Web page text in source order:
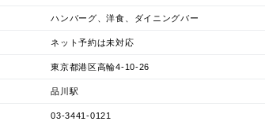
ハンバーグ、洋食、ダイニングバー
ネット予約は未対応
東京都港区高輪4-10-26
品川駅
03-3441-0121